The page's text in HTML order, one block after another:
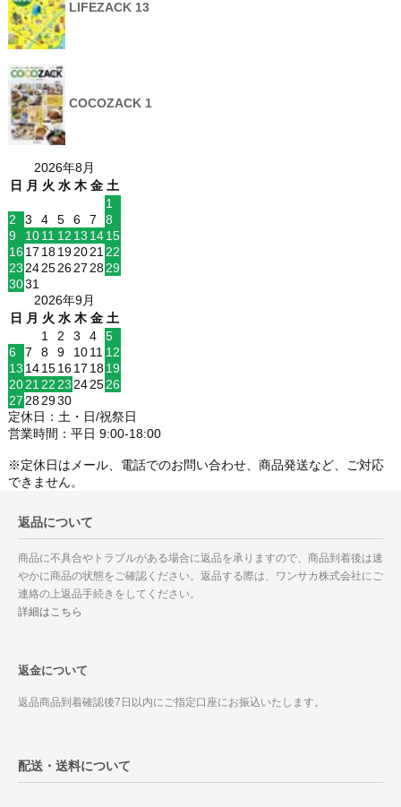
LIFEZACK 13
COCOZACK 1
2026年8月
日
月 火 水 木 金 土
1
2
3 4 5 6 7
8
9
1011 12 13 1415
16 17 18192021 22
23 24252627 2829
3031
2026年9月
日
月 火 水 木 金 土
1
2 3 4
5
6
7 8 9 1011 12
13 14151617 1819
2021 22 23 242526
27 282930
定休日：土・日/祝祭日
営業時間：平日 9:00-18:00
※定休日はメール、電話でのお問い合わせ、商品発送など、ご対応
できません。
返品について
商品に不具合やトラブルがある場合に返品を承りますので、商品到着後は速
やかに商品の状態をご確認ください。返品する際は、ワンサカ株式会社にご
連絡の上返品手続きをしてください。
詳細はこちら
返金について
返品商品到着確認後7日以内にご指定口座にお振込いたします。
配送・送料について